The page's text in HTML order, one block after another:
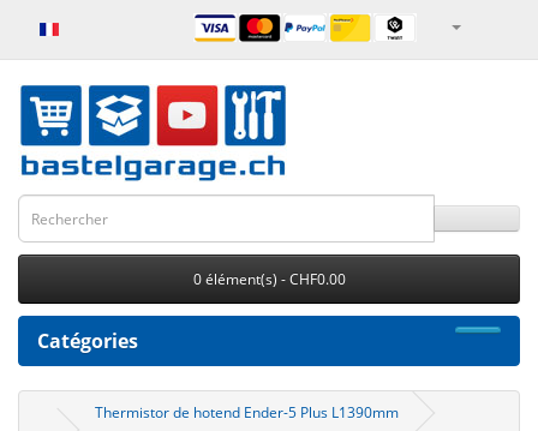
0 élément(s) - CHF0.00
Catégories
Thermistor de hotend Ender-5 Plus L1390mm